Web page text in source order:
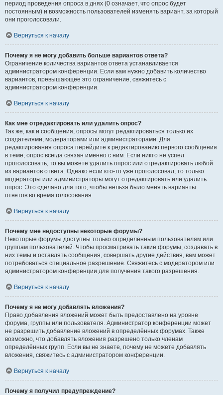
период проведения опроса в днях (0 означает, что опрос будет
постоянным) и возможность пользователей изменять вариант, за который
они проголосовали.
Вернуться к началу
Почему я не могу добавить больше вариантов ответа?
Ограничение количества вариантов ответа устанавливается
администратором конференции. Если вам нужно добавить количество
вариантов, превышающее это ограничение, свяжитесь с
администратором конференции.
Вернуться к началу
Как мне отредактировать или удалить опрос?
Так же, как и сообщения, опросы могут редактироваться только их
создателями, модераторами или администраторами. Для
редактирования опроса перейдите к редактированию первого сообщения
в теме; опрос всегда связан именно с ним. Если никто не успел
проголосовать, то вы можете удалить опрос или отредактировать любой
из вариантов ответа. Однако если кто-то уже проголосовал, то только
модераторы или администраторы могут отредактировать или удалить
опрос. Это сделано для того, чтобы нельзя было менять варианты
ответов во время голосования.
Вернуться к началу
Почему мне недоступны некоторые форумы?
Некоторые форумы доступны только определённым пользователям или
группам пользователей. Чтобы просматривать такие форумы, создавать в
них темы и оставлять сообщения, совершать другие действия, вам может
потребоваться специальное разрешение. Свяжитесь с модератором или
администратором конференции для получения такого разрешения.
Вернуться к началу
Почему я не могу добавлять вложения?
Право добавления вложений может быть предоставлено на уровне
форума, группы или пользователя. Администратор конференции может
не разрешить добавление вложений в определённых форумах. Также
возможно, что добавлять вложения разрешено только членам
определённых групп. Если вы не знаете, почему не можете добавлять
вложения, свяжитесь с администратором конференции.
Вернуться к началу
Почему я получил предупреждение?